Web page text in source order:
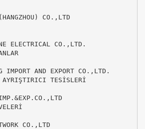
CO.,LTD
ELECTRICAL CO.,LTD.
IMPORT AND EXPORT CO.,LTD.
AYRIŞTIRICI TESİSLERİ
CO.,LTD